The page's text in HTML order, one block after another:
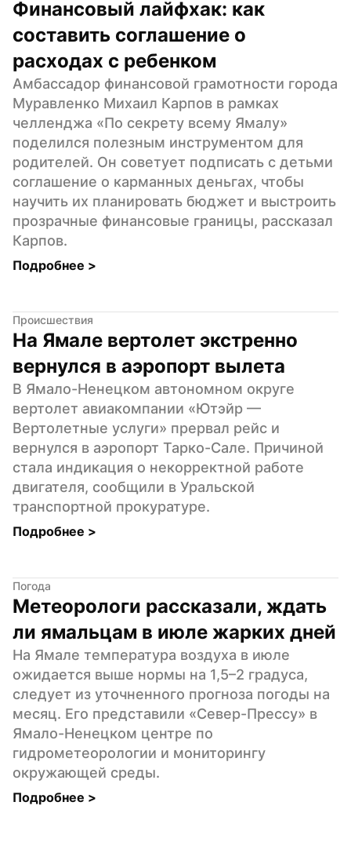
Финансовый лайфхак: как
составить соглашение о
расходах с ребенком
Амбассадор финансовой грамотности города
Муравленко Михаил Карпов в рамках
челленджа «По секрету всему Ямалу»
поделился полезным инструментом для
родителей. Он советует подписать с детьми
соглашение о карманных деньгах, чтобы
научить их планировать бюджет и выстроить
прозрачные финансовые границы, рассказал
Карпов.
Подробнее >
Происшествия
На Ямале вертолет экстренно
вернулся в аэропорт вылета
В Ямало-Ненецком автономном округе
вертолет авиакомпании «Ютэйр —
Вертолетные услуги» прервал рейс и
вернулся в аэропорт Тарко-Сале. Причиной
стала индикация о некорректной работе
двигателя, сообщили в Уральской
транспортной прокуратуре.
Подробнее >
Погода
Метеорологи рассказали, ждать
ли ямальцам в июле жарких дней
На Ямале температура воздуха в июле
ожидается выше нормы на 1,5–2 градуса,
следует из уточненного прогноза погоды на
месяц. Его представили «Север-Прессу» в
Ямало-Ненецком центре по
гидрометеорологии и мониторингу
окружающей среды.
Подробнее >